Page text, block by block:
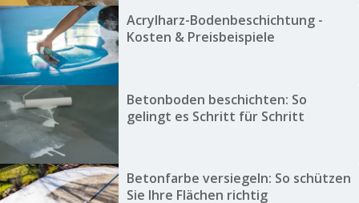
Acrylharz-Bodenbeschichtung -
Kosten & Preisbeispiele
Betonboden beschichten: So
gelingt es Schritt für Schritt
Betonfarbe versiegeln: So schützen
Sie Ihre Flächen richtig